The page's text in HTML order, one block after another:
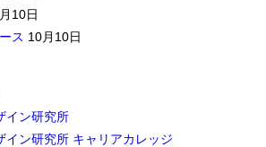
10日
ス 10月10日
イン研究所
イン研究所 キャリアカレッジ